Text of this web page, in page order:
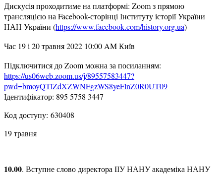
Дискусія проходитиме на платформі: Zoom з прямою
трансляцією на Facebook-сторінці Інституту історії України
НАН України (https://www.facebook.com/history.org.ua)
Час 19 і 20 травня 2022 10:00 AM Київ
Підключитися до Zoom можна за посиланням:
https://us06web.zoom.us/j/89557583447?
pwd=bmoyQTlZdXZWNFgzWS8yeFlnZ0R0UT09
Ідентифікатор: 895 5758 3447
Код доступу: 630408
19 травня
10.00. Вступне слово директора ІІУ НАНУ академіка НАНУ